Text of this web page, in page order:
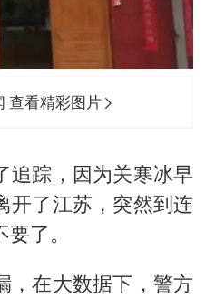
查看精彩图片
追踪，因为关寒冰早
开了江苏，突然到连
了。
，在大数据下，警方